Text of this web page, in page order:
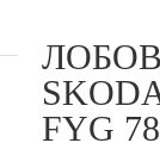
FYG